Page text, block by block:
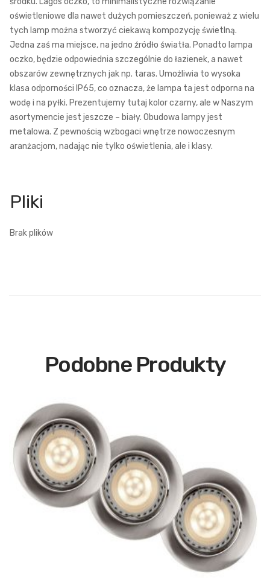
oświetleniowe dla nawet dużych pomieszczeń, ponieważ z wielu
tych lamp można stworzyć ciekawą kompozycję świetlną.
Jedna zaś ma miejsce, na jedno źródło światła. Ponadto lampa
oczko, będzie odpowiednia szczególnie do łazienek, a nawet
obszarów zewnętrznych jak np. taras. Umożliwia to wysoka
klasa odporności IP65, co oznacza, że lampa ta jest odporna na
wodę i na pyłki. Prezentujemy tutaj kolor czarny, ale w Naszym
asortymencie jest jeszcze – biały. Obudowa lampy jest
metalowa. Z pewnością wzbogaci wnętrze nowoczesnym
aranżacjom, nadając nie tylko oświetlenia, ale i klasy.
Brak plików
Podobne Produkty